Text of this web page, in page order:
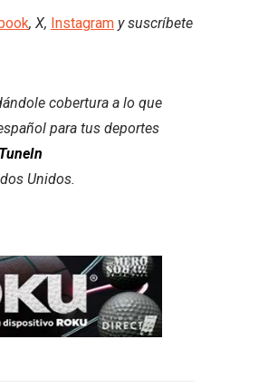
, X, Instagram y suscríbete
cobertura a lo que
para tus deportes
TuneIn
Unidos.